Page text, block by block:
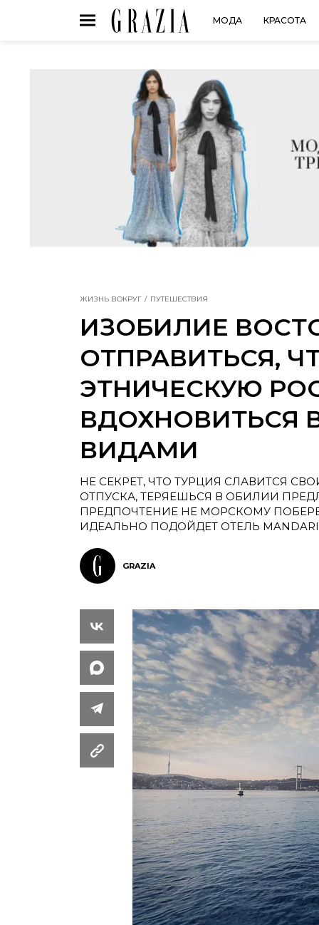
МОДА КРАСОТА
ЖИЗНЬ ВОКРУГ ПУТЕШЕСТВИЯ
ИЗОБИЛИЕ
ОТПРАВИТЬСЯ,
ЭТНИЧЕСКУЮ
ВДОХНОВИТЬСЯ
ВИДАМИ
НЕ СЕКРЕТ, ЧТО ТУРЦИЯ СЛАВИТСЯ
ОТПУСКА, ТЕРЯЕШЬСЯ В ОБИЛИИ
ПРЕДПОЧТЕНИЕ НЕ МОРСКОМУ
ИДЕАЛЬНО ПОДОЙДЕТ ОТЕЛЬ
GRAZIA